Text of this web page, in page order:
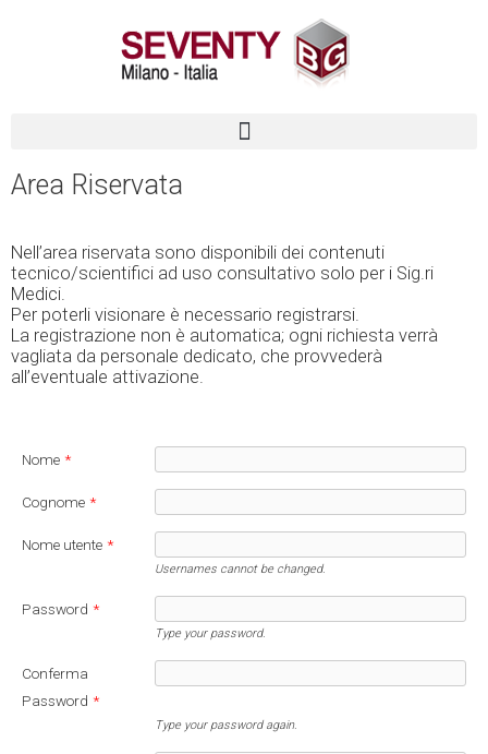
Area Riservata
Nell’area riservata sono disponibili dei contenuti
tecnico/scientifici ad uso consultativo solo per i Sig.ri
Medici.
Per poterli visionare è necessario registrarsi.
La registrazione non è automatica; ogni richiesta verrà
vagliata da personale dedicato, che provvederà
all’eventuale attivazione.
Nome *
Cognome *
Nome utente *
Usernames cannot be changed.
Password *
Type your password.
Conferma
Password *
Type your password again.